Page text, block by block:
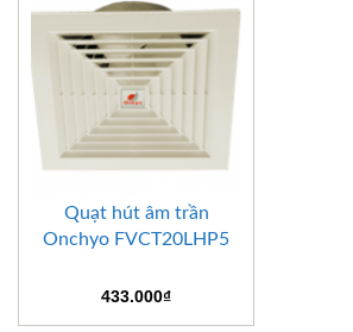
Quạt hút âm trần
Onchyo FVCT20LHP5
433.000₫